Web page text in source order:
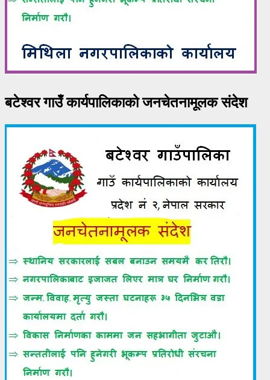
बटेश्वर गाउँ कार्यपालिकाको जनचेतनामूलक संदेश